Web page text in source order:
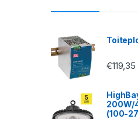
€119,35
200W/
(100-